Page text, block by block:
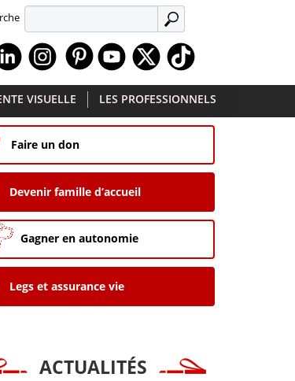
APPLIQUER
Linkedin Instagram Youtube
VISUELLE LES PROFESSIONNELS
Faire un don
Devenir famille d’accueil
Gagner en autonomie
Legs et assurance vie
ACTUALITÉS